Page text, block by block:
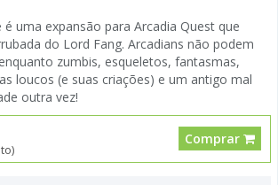
é uma expansão para Arcadia Quest que
do Lord Fang. Arcadians não podem
zumbis, esqueletos, fantasmas,
loucos (e suas criações) e um antigo mal
outra vez!
Comprar